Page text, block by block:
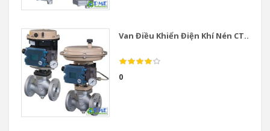
Van Điều Khiển Điện Khí Nén CT...
0